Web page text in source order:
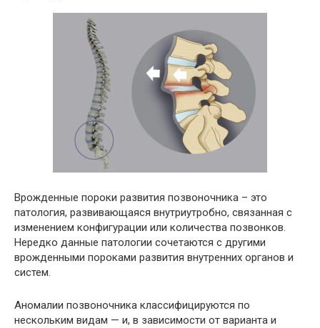
Врожденные пороки развития позвоночника – это
патология, развивающаяся внутриутробно, связанная с
изменением конфигурации или количества позвонков.
Нередко данные патологии сочетаются с другими
врожденными пороками развития внутренних органов и
систем.
Аномалии позвоночника классифицируются по
нескольким видам — и, в зависимости от варианта и